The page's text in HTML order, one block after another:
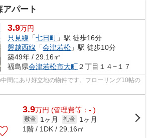
アパート
3.9万円
只見線 「七日町 」駅 徒歩16分
磐越西線 「会津若松 」駅 徒歩10分
築49年 / 29.16㎡
福島県会津若松市大町２丁目１４−１７
間にあり好立地の物件です。フローリング10帖の
3.9万円 (管理費等：- )
敷金 1ヶ月 礼金
1ヶ月
1階 / 1DK / 29.16㎡